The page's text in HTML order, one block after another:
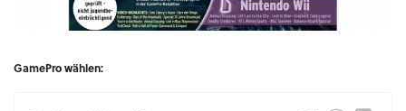
GamePro wählen: